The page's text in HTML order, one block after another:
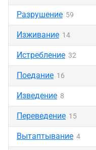
Разрушение 59
Изживание 14
Истребление 32
Поедание 16
Изведение 8
Переведение 15
Вытаптывание 4